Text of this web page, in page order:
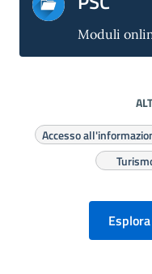
Moduli
Accesso